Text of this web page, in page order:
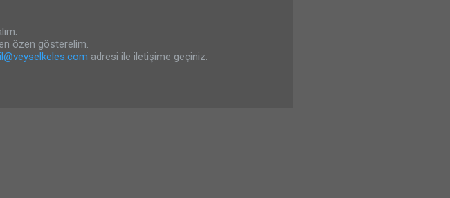
özen gösterelim.
adresi ile iletişime geçiniz.